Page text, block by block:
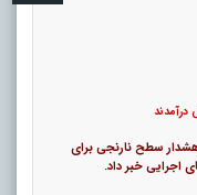
هشدار سطح نارنجی برای
اجرایی خبر داد.